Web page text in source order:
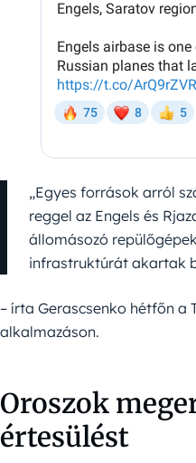
„Egyes források arról
reggel az Engels és
állomásozó
infrastruktúrát akartak
– írta Gerascsenko hétfőn a
alkalmazáson.
Oroszok
értesülést